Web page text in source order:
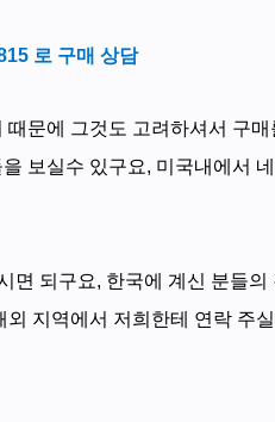
로 구매 상담
문에 그것도 고려하셔서 구
보실수 있구요, 미국내에서
되구요, 한국에 계신 분들의
지역에서 저희한테 연락 주